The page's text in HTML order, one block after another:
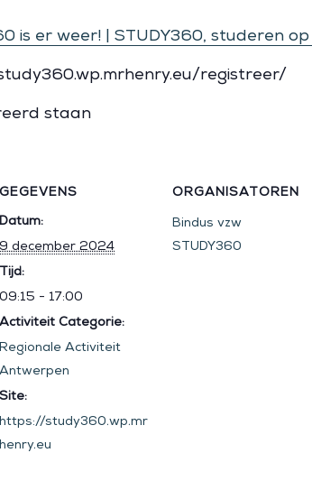
is er weer! | STUDY360, studeren
registreer/
staan
GEGEVENS
Datum:
9 december 2024
Tijd:
09:15 - 17:00
Activiteit Categorie:
Regionale Activiteit
Antwerpen
Site:
https://study360.wp.mr
henry.eu
ORGANISATOREN
Bindus vzw
STUDY360